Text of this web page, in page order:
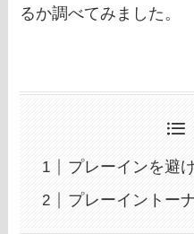
るか調べてみました。
プレーインを避
プレーイントー